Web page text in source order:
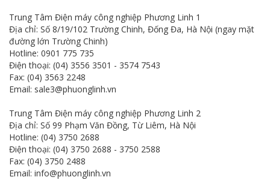
Trung Tâm Điện máy công nghiệp Phương Linh 1
Địa chỉ: Số 8/19/102 Trường Chinh, Đống Đa, Hà Nội (ngay mặt
đường lớn Trường Chinh)
Hotline: 0901 775 735
Điện thoại: (04) 3556 3501 - 3574 7543
Fax: (04) 3563 2248
Email: sale3@phuonglinh.vn
Trung Tâm Điện máy công nghiệp Phương Linh 2
Địa chỉ: Số 99 Phạm Văn Đồng, Từ Liêm, Hà Nội
Hotline: (04) 3750 2688
Điện thoại: (04) 3750 2688 - 3750 2588
Fax: (04) 3750 2488
Email: info@phuonglinh.vn